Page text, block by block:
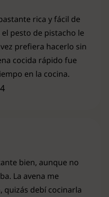
rica y fácil de
pesto de pistacho le
prefiera hacerlo sin
cocida rápido fue
en la cocina.
bien, aunque no
La avena me
quizás debí cocinarla